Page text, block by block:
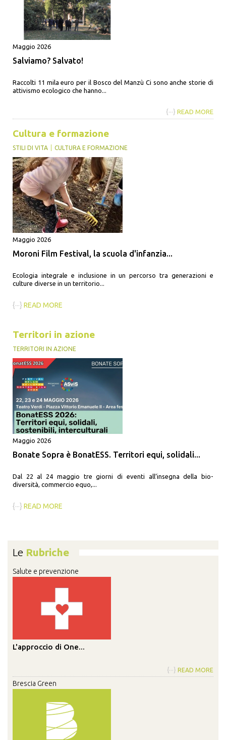
Maggio 2026
Salviamo? Salvato!
Raccolti 11 mila euro per il Bosco del Manzù Ci sono anche storie di
attivismo ecologico che hanno...
{···} READ MORE
Cultura e formazione
STILI DI VITA CULTURA E FORMAZIONE
Maggio 2026
Moroni Film Festival, la scuola d'infanzia...
Ecologia integrale e inclusione in un percorso tra generazioni e
culture diverse in un territorio...
{···} READ MORE
Territori in azione
TERRITORI IN AZIONE
Maggio 2026
Bonate Sopra è BonatESS. Territori equi, solidali...
Dal 22 al 24 maggio tre giorni di eventi all’insegna della bio-
diversità, commercio equo,...
{···} READ MORE
Le Rubriche
Salute e prevenzione
L'approccio di One...
{···} READ MORE
Brescia Green